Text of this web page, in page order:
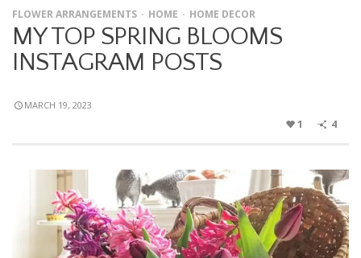
FLOWER ARRANGEMENTS HOME HOME DECOR
MY TOP SPRING BLOOMS
INSTAGRAM POSTS
MARCH 19, 2023
1 4